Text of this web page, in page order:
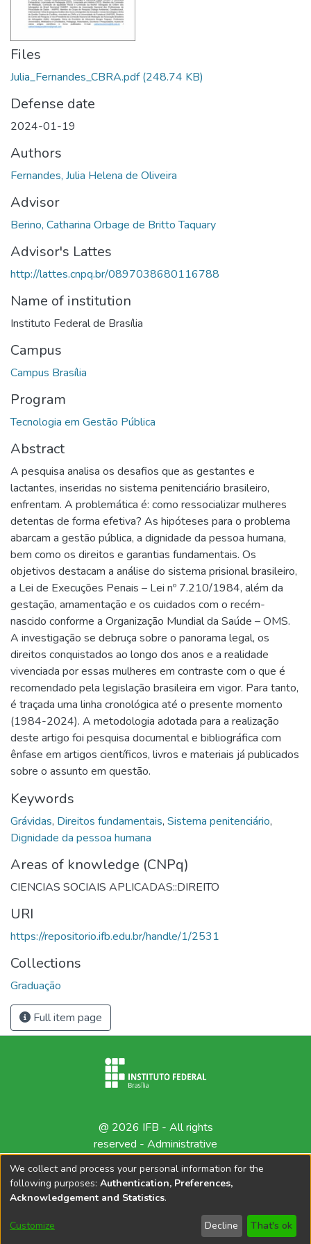
Files
Julia_Fernandes_CBRA.pdf(248.74 KB)
Defense date
2024-01-19
Authors
Fernandes, Julia Helena de Oliveira
Advisor
Berino, Catharina Orbage de Britto Taquary
Advisor's Lattes
http://lattes.cnpq.br/0897038680116788
Name of institution
Instituto Federal de Brasília
Campus
Campus Brasília
Program
Tecnologia em Gestão Pública
Abstract
A pesquisa analisa os desafios que as gestantes e
lactantes, inseridas no sistema penitenciário brasileiro,
enfrentam. A problemática é: como ressocializar mulheres
detentas de forma efetiva? As hipóteses para o problema
abarcam a gestão pública, a dignidade da pessoa humana,
bem como os direitos e garantias fundamentais. Os
objetivos destacam a análise do sistema prisional brasileiro,
a Lei de Execuções Penais – Lei nº 7.210/1984, além da
gestação, amamentação e os cuidados com o recém-
nascido conforme a Organização Mundial da Saúde – OMS.
A investigação se debruça sobre o panorama legal, os
direitos conquistados ao longo dos anos e a realidade
vivenciada por essas mulheres em contraste com o que é
recomendado pela legislação brasileira em vigor. Para tanto,
é traçada uma linha cronológica até o presente momento
(1984-2024). A metodologia adotada para a realização
deste artigo foi pesquisa documental e bibliográfica com
ênfase em artigos científicos, livros e materiais já publicados
sobre o assunto em questão.
Keywords
Grávidas, Direitos fundamentais, Sistema penitenciário,
Dignidade da pessoa humana
Areas of knowledge (CNPq)
CIENCIAS SOCIAIS APLICADAS::DIREITO
URI
https://repositorio.ifb.edu.br/handle/1/2531
Collections
Graduação
Full item page
@ 2026 IFB - All rights
reserved - Administrative
We collect and process your personal information for the
following purposes: Authentication, Preferences,
Acknowledgement and Statistics.
Customize Decline That's ok